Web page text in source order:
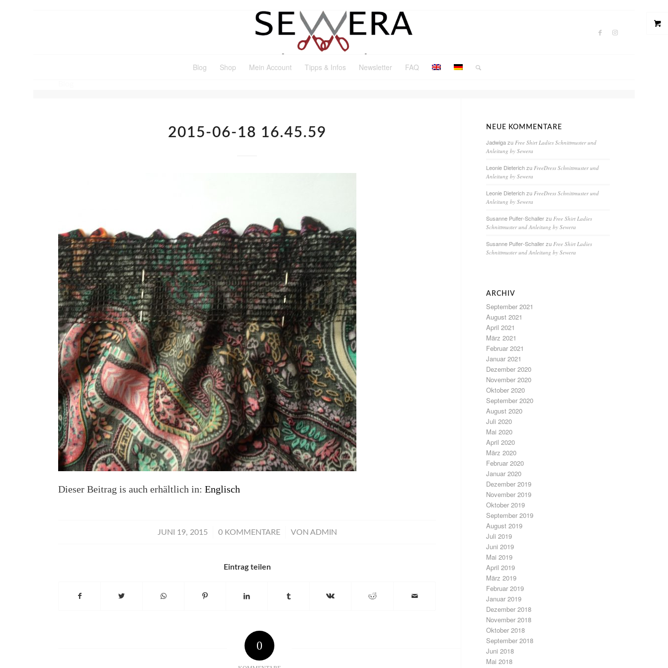
Blog Shop Mein Account Tipps & Infos Newsletter FAQ
2015-06-18 16.45.59
Dieser Beitrag is auch erhältlich in:Englisch
JUNI 19, 2015
/ 0 KOMMENTARE
/ VON ADMIN
Eintrag teilen
0
NEUE KOMMENTARE
Jadwigazu Free Shirt Ladies Schnittmuster und
Anleitung by Sewera
Leonie Dieterichzu FreeDress Schnittmuster und
Anleitung by Sewera
Leonie Dieterichzu FreeDress Schnittmuster und
Anleitung by Sewera
Susanne Pulfer-Schallerzu Free Shirt Ladies
Schnittmuster und Anleitung by Sewera
Susanne Pulfer-Schallerzu Free Shirt Ladies
Schnittmuster und Anleitung by Sewera
ARCHIV
September 2021
August 2021
April 2021
März 2021
Februar 2021
Januar 2021
Dezember 2020
November 2020
Oktober 2020
September 2020
August 2020
Juli 2020
Mai 2020
April 2020
März 2020
Februar 2020
Januar 2020
Dezember 2019
November 2019
Oktober 2019
September 2019
August 2019
Juli 2019
Juni 2019
Mai 2019
April 2019
März 2019
Februar 2019
Januar 2019
Dezember 2018
November 2018
Oktober 2018
September 2018
Juni 2018
Mai 2018